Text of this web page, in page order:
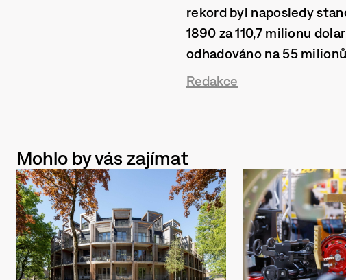
rekord byl naposledy
1890 za 110,7 milionu
odhadováno na 55
Redakce
Mohlo by vás zajímat